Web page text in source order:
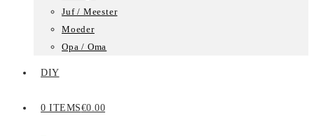
Juf / Meester
Moeder
Opa / Oma
DIY
0 ITEMS€0.00